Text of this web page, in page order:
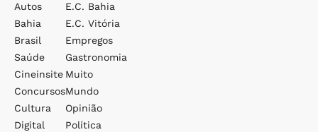
Autos
Bahia
Brasil
Saúde
Cineinsite
Concursos
Cultura
Digital
E.c. Bahia
E.c. Vitória
Empregos
Gastronomia
Muito
Mundo
Opinião
Política